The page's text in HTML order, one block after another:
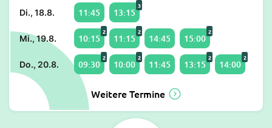
Di., 18.8. 11:45 13:15
3
Mi., 19.8. 10:15
2
11:15
2
14:45 15:00
2
Do., 20.8. 09:30
2
10:00
2
11:45 13:15
2
14:00
2
Weitere Termine